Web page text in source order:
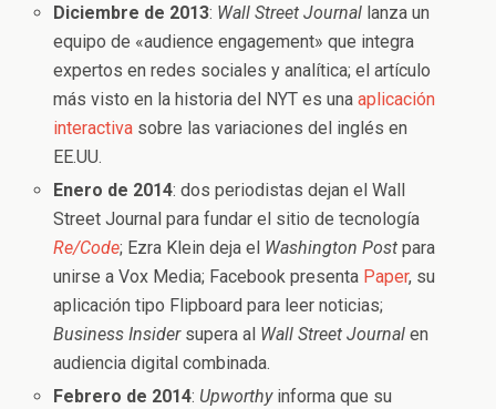
Diciembre de 2013: Wall Street Journal lanza un
equipo de «audience engagement» que integra
expertos en redes sociales y analítica; el artículo
más visto en la historia del NYT es unaaplicación
interactiva sobre las variaciones del inglés en
EE.UU.
Enero de 2014: dos periodistas dejan el Wall
Street Journal para fundar el sitio de tecnología
Re/Code; Ezra Klein deja el Washington Post para
unirse a Vox Media; Facebook presenta Paper, su
aplicación tipo Flipboard para leer noticias;
Business Insidersupera al Wall Street Journal en
audiencia digital combinada.
Febrero de 2014: Upworthyinforma que su